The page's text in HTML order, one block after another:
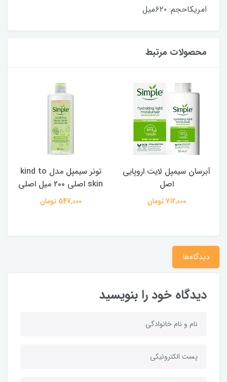
امریکاحجم: ۶۲۰میل
محصولات مرتبط
آبرسان سیمپل لایت اروپایی
اصل
712,000 تومان
تونر سیمپل مدل kind to
skin اصلی ۲۰۰ میل اصلی
547,000 تومان
دیدگاه‌ها
دیدگاه خود را بنویسید